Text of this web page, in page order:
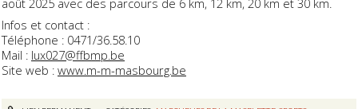
Infos et contact :
Téléphone : 0471/36.58.10
Mail : lux027@ffbmp.be
Site web : www.m-m-masbourg.be